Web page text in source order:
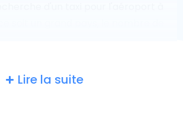
Bien que nous vous
Lire la suite